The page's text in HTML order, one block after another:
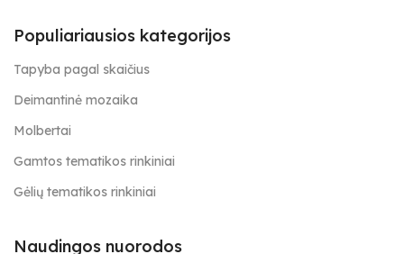
Populiariausios kategorijos
Tapyba pagal skaičius
Deimantinė mozaika
Molbertai
Gamtos tematikos rinkiniai
Gėlių tematikos rinkiniai
Naudingos nuorodos